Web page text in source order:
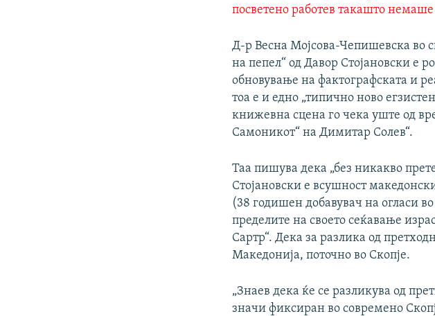
посветено работев такашто
Д-р Весна Мојсова-Чепишевска во
на пепел“ од Давор Стојановски е
обновување на фактографската и
тоа е и едно „типично ново
книжевна сцена го чека уште од
Самоникот“ на Димитар Солев“.
Таа пишува дека „без никакво
Стојановски е всушност
(38 годишен добавувач на огласи
пределите на своето сеќавање
Сартр“. Дека за разлика од
Македонија, поточно во Скопје.
„Знаев дека ќе се разликува од
значи фиксиран во современо